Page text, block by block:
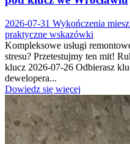
2026-07-31 Wykończenia
praktyczne wskazówki
Kompleksowe usługi
stresu? Przetestujmy ten mit!
klucz 2026-07-26 Odbierasz
dewelopera...
Dowiedz się więcej